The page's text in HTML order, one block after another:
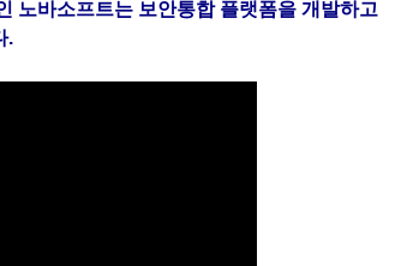
노바소프트는 보안통합 플랫폼을 개발하고
.